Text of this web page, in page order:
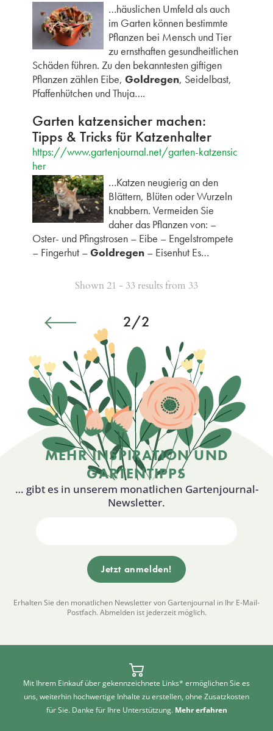
…häuslichen Umfeld als auch
im Garten können bestimmte
Pflanzen bei Mensch und Tier
zu ernsthaften gesundheitlichen
Schäden führen. Zu den bekanntesten giftigen
Pflanzen zählen Eibe, Goldregen, Seidelbast,
Pfaffenhütchen und Thuja….
Garten katzensicher machen:
Tipps & Tricks für Katzenhalter
https://www.gartenjournal.net/garten-katzensic
her
…Katzen neugierig an den
Blättern, Blüten oder Wurzeln
knabbern. Vermeiden Sie
daher das Pflanzen von: –
Oster- und Pfingstrosen – Eibe – Engelstrompete
– Fingerhut –Goldregen– Eisenhut Es…
Shown 21 - 33 results from 33
2/2
MEHR INSPIRATION UND
GARTENTIPPS
… gibt es in unserem monatlichen Gartenjournal-
Newsletter.
Erhalten Sie den monatlichen Newsletter von Gartenjournal in Ihr E-Mail-
Postfach. Abmelden ist jederzeit möglich.
Mit Ihrem Einkauf über gekennzeichnete Links* ermöglichen Sie es
uns, weiterhin hochwertige Inhalte zu erstellen, ohne Zusatzkosten
für Sie. Danke für Ihre Unterstützung. Mehr erfahren